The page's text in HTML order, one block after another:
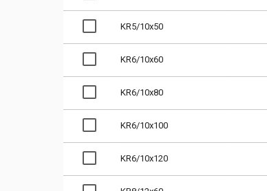
KR5/10x50
KR6/10x60
KR6/10x80
KR6/10x100
KR6/10x120